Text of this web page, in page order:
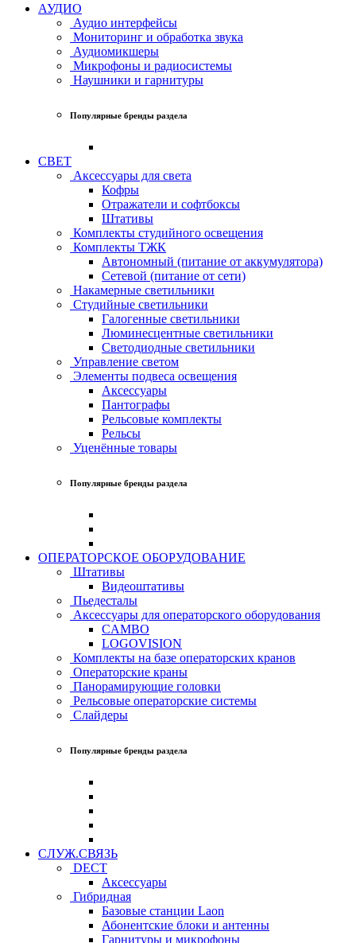
АУДИО
Аудио интерфейсы
Мониторинг и обработка звука
Аудиомикшеры
Микрофоны и радиосистемы
Наушники и гарнитуры
Популярные бренды раздела
СВЕТ
Аксессуары для света
Кофры
Отражатели и софтбоксы
Штативы
Комплекты студийного освещения
Комплекты ТЖК
Автономный (питание от аккумулятора)
Сетевой (питание от сети)
Накамерные светильники
Студийные светильники
Галогенные светильники
Люминесцентные светильники
Светодиодные светильники
Управление светом
Элементы подвеса освещения
Аксессуары
Пантографы
Рельсовые комплекты
Рельсы
Уценённые товары
Популярные бренды раздела
ОПЕРАТОРСКОЕ ОБОРУДОВАНИЕ
Штативы
Видеоштативы
Пьедесталы
Аксессуары для операторского оборудования
CAMBO
LOGOVISION
Комплекты на базе операторских кранов
Операторские краны
Панорамирующие головки
Рельсовые операторские системы
Слайдеры
Популярные бренды раздела
СЛУЖ.СВЯЗЬ
DECT
Аксессуары
Гибридная
Базовые станции Laon
Абонентские блоки и антенны
Гарнитуры и микрофоны